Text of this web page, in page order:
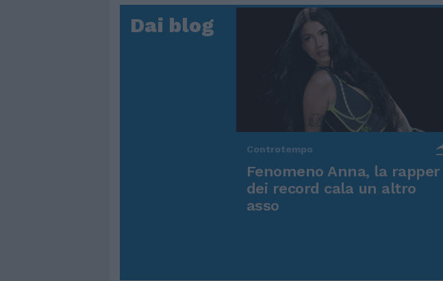
Dai blog
Controtempo
Fenomeno Anna, la rapper
dei record cala un altro
asso